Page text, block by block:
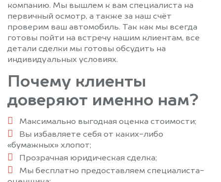
Троицк
Туголесский Бор
Тучково
Уваровка
Удельная
Фирсановка
Фрязино
Фряново
Хотьково
Черноголовка
Черусти
Чехов
Шарапово
Шаховская
Шереметьевский
Щелково
Электрогорск
Электросталь
Электроугли
Юбилейный
компанию. Мы вышлем к вам специалиста на
первичный осмотр, а также за наш счёт
проверим ваш автомобиль. Так как мы всегда
готовы пойти на встречу нашим клиентам, все
детали сделки мы готовы обсудить на
индивидуальных условиях.
Почему клиенты
доверяют именно нам?
Максимально выгодная оценка стоимости;
Вы избавляете себя от каких-либо
«бумажных» хлопот;
Прозрачная юридическая сделка;
Мы бесплатно предоставляем специалиста-